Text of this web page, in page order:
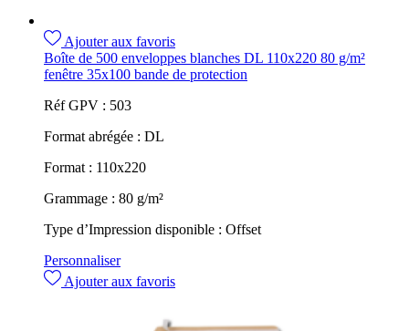
Ajouter aux favoris
Boîte de 500 enveloppes blanches DL 110x220 80 g/m²
fenêtre 35x100 bande de protection
Réf GPV : 503
Format abrégée : DL
Format : 110x220
Grammage : 80 g/m²
Type d’Impression disponible : Offset
Personnaliser
Ajouter aux favoris